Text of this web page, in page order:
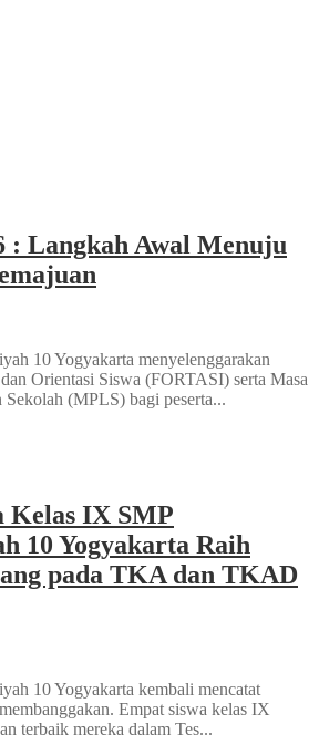
: Langkah Awal Menuju
10 Yogyakarta menyelenggarakan
Orientasi Siswa (FORTASI) serta Masa
(MPLS) bagi peserta...
Kelas IX SMP
10 Yogyakarta Raih
pada TKA dan TKAD
10 Yogyakarta kembali mencatat
Empat siswa kelas IX
terbaik mereka dalam Tes...